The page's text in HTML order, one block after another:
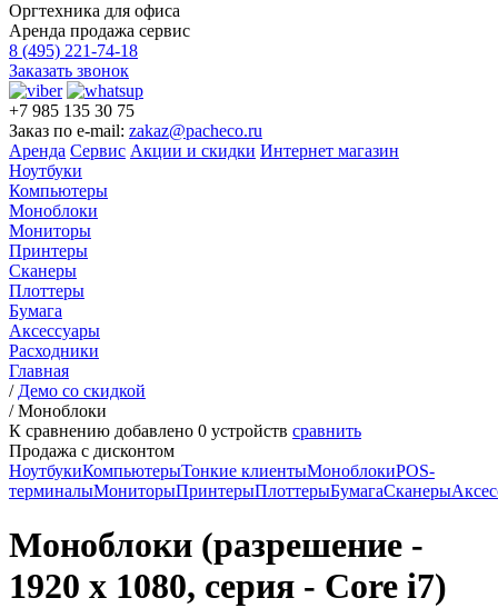
Оргтехника для офиса
Аренда продажа сервис
8 (495) 221-74-18
Заказать звонок
+7 985 135 30 75
Заказ по e-mail: zakaz@pacheco.ru
Аренда Сервис Акции и скидки Интернет магазин
Ноутбуки
Компьютеры
Моноблоки
Мониторы
Принтеры
Сканеры
Плоттеры
Бумага
Аксессуары
Расходники
Главная
/ Демо со скидкой
/Моноблоки
К сравнению добавлено 0 устройств сравнить
Продажа с дисконтом
НоутбукиКомпьютерыТонкие клиентыМоноблокиPOS-
терминалыМониторыПринтерыПлоттерыБумагаСканеры
Моноблоки (разрешение -
1920 x 1080, серия - Core i7)